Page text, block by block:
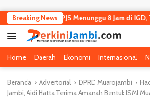
Breaking News
Viral Pasien BPJS Menunggu 8 Jam di IGD,
Home Daerah Ekonomi Internasional
Beranda Advertorial DPRD Muarojambi
Jambi, Aidi Hatta Terima Amanah Bentuk ISMI